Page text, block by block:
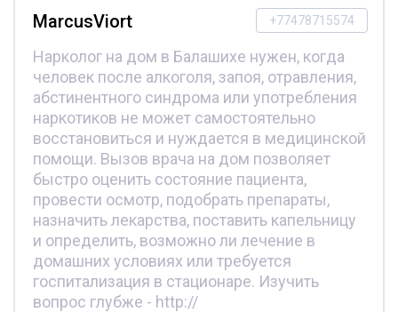
+77478715574
MarcusViort
Нарколог на дом в Балашихе нужен, когда
человек после алкоголя, запоя, отравления,
абстинентного синдрома или употребления
наркотиков не может самостоятельно
восстановиться и нуждается в медицинской
помощи. Вызов врача на дом позволяет
быстро оценить состояние пациента,
провести осмотр, подобрать препараты,
назначить лекарства, поставить капельницу
и определить, возможно ли лечение в
домашних условиях или требуется
госпитализация в стационаре. Изучить
вопрос глубже - http://